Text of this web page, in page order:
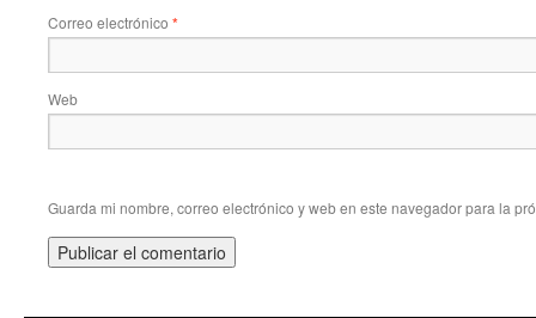
Correo electrónico *
Web
Guarda mi nombre, correo electrónico y web en este navegador para la